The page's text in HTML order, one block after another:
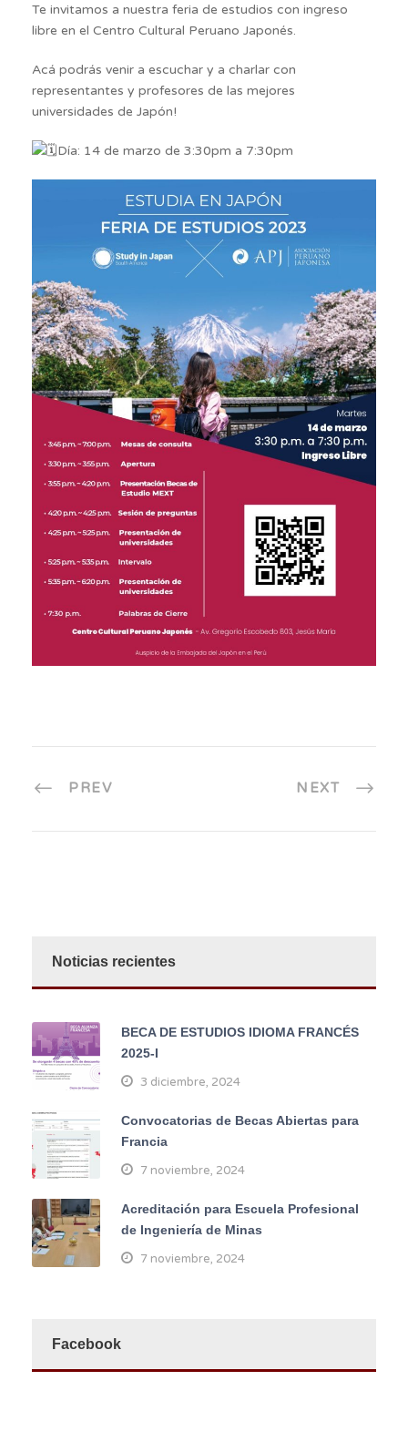
Te invitamos a nuestra feria de estudios con ingreso
libre en el Centro Cultural Peruano Japonés.
Acá podrás venir a escuchar y a charlar con
representantes y profesores de las mejores
universidades de Japón!
Día: 14 de marzo de 3:30pm a 7:30pm
PREV NEXT
Noticias recientes
BECA DE ESTUDIOS IDIOMA FRANCÉS
2025-I
3 diciembre, 2024
Convocatorias de Becas Abiertas para
Francia
7 noviembre, 2024
Acreditación para Escuela Profesional
de Ingeniería de Minas
7 noviembre, 2024
Facebook